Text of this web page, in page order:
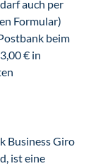
auch per
Formular)
beim
€ in
Business Giro
ist eine